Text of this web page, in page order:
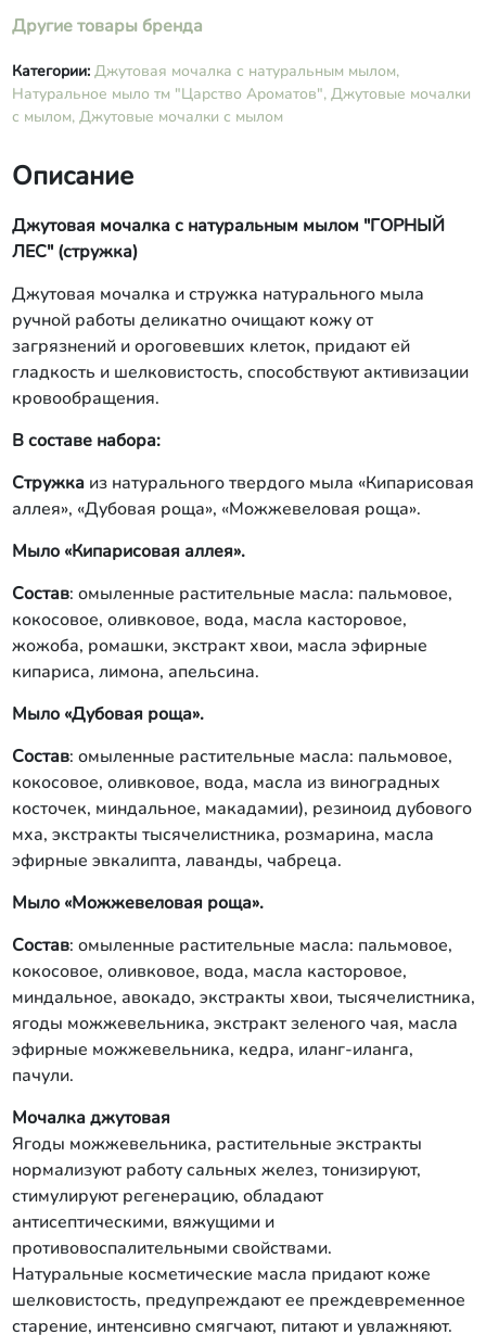
экстракты тысячелистника, розмарина,
чабреца. Мыло «Можжевеловая
роща» - омыленные растительные
масла: пальмовое, кокосовое,
чая, масла эфирные можжевельника,
Другие товары бренда
Категории: Джутовая мочалка с натуральным мылом,
Натуральное мыло тм "Царство Ароматов", Джутовые мочалки
с мылом, Джутовые мочалки с мылом
Описание
Джутовая мочалка с натуральным мылом "ГОРНЫЙ
ЛЕС" (стружка)
Джутовая мочалка и стружка натурального мыла
ручной работы деликатно очищают кожу от
загрязнений и ороговевших клеток, придают ей
гладкость и шелковистость, способствуют активизации
кровообращения.
В составе набора:
Стружка из натурального твердого мыла «Кипарисовая
аллея», «Дубовая роща», «Можжевеловая роща».
Мыло «Кипарисовая аллея».
Состав: омыленные растительные масла: пальмовое,
кокосовое, оливковое, вода, масла касторовое,
жожоба, ромашки, экстракт хвои, масла эфирные
кипариса, лимона, апельсина.
Мыло «Дубовая роща».
Состав: омыленные растительные масла: пальмовое,
кокосовое, оливковое, вода, масла из виноградных
косточек, миндальное, макадамии), резиноид дубового
мха, экстракты тысячелистника, розмарина, масла
эфирные эвкалипта, лаванды, чабреца.
Мыло «Можжевеловая роща».
Состав: омыленные растительные масла: пальмовое,
кокосовое, оливковое, вода, масла касторовое,
миндальное, авокадо, экстракты хвои, тысячелистника,
ягоды можжевельника, экстракт зеленого чая, масла
эфирные можжевельника, кедра, иланг-иланга,
пачули.
Мочалка джутовая
Ягоды можжевельника, растительные экстракты
нормализуют работу сальных желез, тонизируют,
стимулируют регенерацию, обладают
антисептическими, вяжущими и
противовоспалительными свойствами.
Натуральные косметические масла придают коже
шелковистость, предупреждают ее преждевременное
старение, интенсивно смягчают, питают и увлажняют.